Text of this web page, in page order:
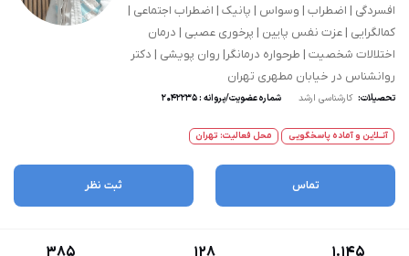
افسردگی | اضطراب | وسواس | پانیک | اضطراب اجتماعی |
کمالگرایی | عزت نفس پایین | پرخوری عصبی | درمان
اختلالات شخصیت | طرحواره درمانگر| روان پویشی | دکتر
روانشناس در خیابان مطهری تهران
تحصیلات: کارشناسی ارشد شماره عضویت/پروانه : 2042235
آنــلاین و آماده پاسخگویی محل فعالیت: تهران
تماس ثبت نظر